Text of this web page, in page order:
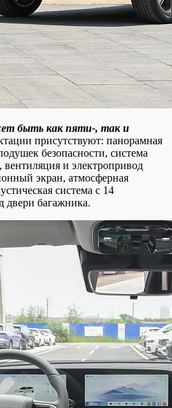
быть как пяти-, так и
присутствуют: панорамная
безопасности, система
вентиляция и электропривод
экран, атмосферная
система с 14
двери багажника.